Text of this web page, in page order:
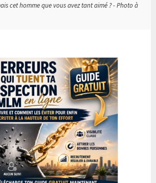
cet homme que vous avez tant aimé ? - Photo à